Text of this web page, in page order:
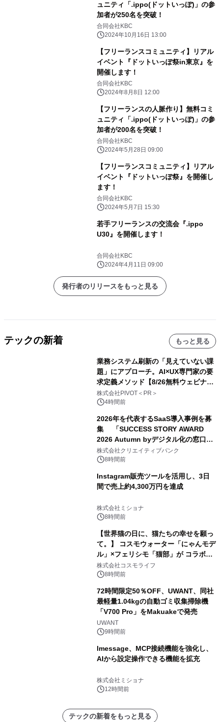
ュニティ「.ippo(ドットいっぽ)」の参
加者が250名を突破！
合同会社KBC
2024年10月16日 13:00
【フリーランスコミュニティ】リアル
イベント『ドットいっぽ祭in東京』を
開催します！
合同会社KBC
2024年8月8日 12:00
【フリーランスの人脈作り】無料コミ
ュニティ「.ippo(ドットいっぽ)」の参
加者が200名を突破！
合同会社KBC
2024年5月28日 09:00
【フリーランスコミュニティ】リアル
イベント『ドットいっぽ祭』を開催し
ます！
合同会社KBC
2024年5月7日 15:30
若手フリーランスの交流会『.ippo
U30』を開催します！
合同会社KBC
2024年4月11日 09:00
発行者のリリースをもっと見る
テックの新着 もっと見る
業務システム刷新の「見えていない課
題」にアプローチ。AI×UX専門家の要
求定義メソッド【8/26無料ウェビナ
ー】株式会社PIVOT
株式会社PIVOT＜PR＞
4時間前
2026年を代表するSaaS導入事例を募
集 「SUCCESS STORY AWARD
2026 Autumn byデジタル化の窓口」
開催
株式会社クリエイティブバンク
8時間前
Instagram販売ツールを活用し、3日
間で売上約4,300万円を達成
株式会社ミショナ
8時間前
【世界猫の日に、猫たちの幸せを願っ
て。】 コスモウォーター「にゃんモデ
ル」×フェリシモ「猫部」が コラボキ
ャンペーンを実施
株式会社コスモライフ
8時間前
72時間限定50％OFF、UWANT、同社
最軽量1.04kgの自動ゴミ収集掃除機
「V700 Pro」をMakuakeで発売
UWANT
9時間前
lmessage、MCP接続機能を強化し、
AIから設定操作できる機能を拡充
株式会社ミショナ
12時間前
テックの新着をもっと見る